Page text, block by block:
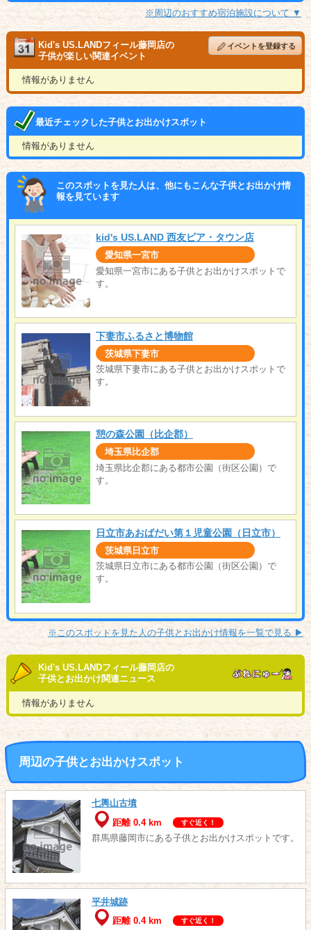
※周辺のおすすめ宿泊施設について ▼
Kid's US.LANDフィール藤岡店の
子供が楽しい関連イベント
イベントを登録する
情報がありません
最近チェックした子供とお出かけスポット
情報がありません
このスポットを見た人は、他にもこんな子供とお出かけ情
報を見ています
kid's US.LAND 西友ピア・タウン店
愛知県一宮市
愛知県一宮市にある子供とお出かけスポットで
す。
下妻市ふるさと博物館
茨城県下妻市
茨城県下妻市にある子供とお出かけスポットで
す。
憩の森公園（比企郡）
埼玉県比企郡
埼玉県比企郡にある都市公園（街区公園）で
す。
日立市あおばだい第１児童公園（日立市）
茨城県日立市
茨城県日立市にある都市公園（街区公園）で
す。
※このスポットを見た人の子供とお出かけ情報を一覧で見る ▶︎
Kid's US.LANDフィール藤岡店の
子供とお出かけ関連ニュース
情報がありません
周辺の子供とお出かけスポット
七輿山古墳
距離 0.4 km
すぐ近く！
群馬県藤岡市にある子供とお出かけスポットです。
平井城跡
距離 0.4 km
すぐ近く！